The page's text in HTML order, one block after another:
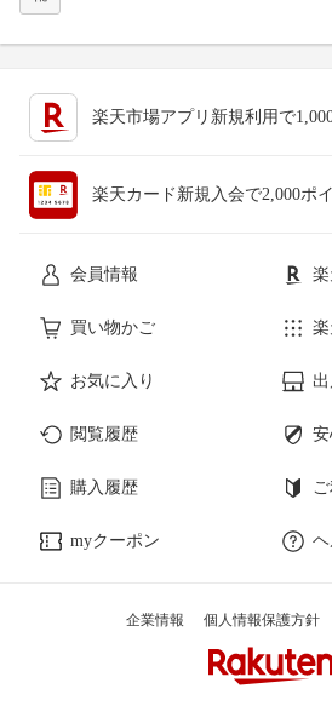
楽天市場アプリ新規利用で
楽天カード新規入会で2,000ポ
会員情報
買い物かご
お気に入り
閲覧履歴
購入履歴
myクーポン
企業情報 個人情報保護方針